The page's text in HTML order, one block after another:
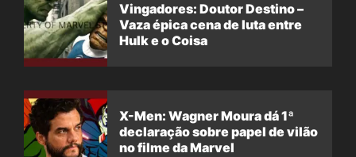
Vingadores: Doutor Destino –
Vaza épica cena de luta entre
Hulk e o Coisa
X-Men: Wagner Moura dá 1ª
declaração sobre papel de vilão
no filme da Marvel